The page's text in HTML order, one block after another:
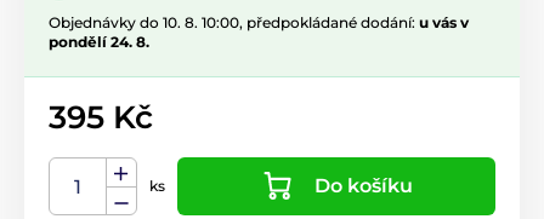
Objednávky do 10. 8. 10:00, předpokládané dodání: u vás v
pondělí 24. 8.
395 Kč
ks Do košíku